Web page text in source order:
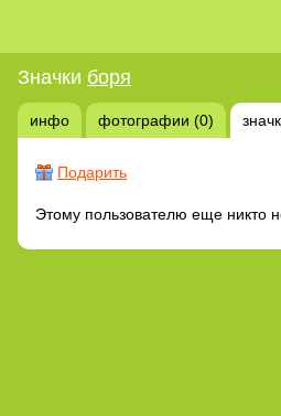
Значки боря
инфо фотографии (0)
Подарить
Этому пользователю еще никто